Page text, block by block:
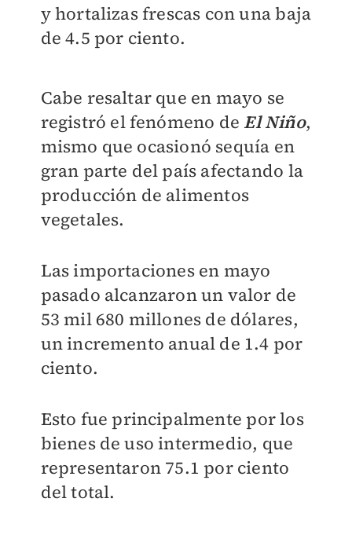
y hortalizas frescas con una baja
de 4.5 por ciento.
Cabe resaltar que en mayo se
registró el fenómeno de El Niño,
mismo que ocasionó sequía en
gran parte del país afectando la
producción de alimentos
vegetales.
Las importaciones en mayo
pasado alcanzaron un valor de
53 mil 680 millones de dólares,
un incremento anual de 1.4 por
ciento.
Esto fue principalmente por los
bienes de uso intermedio, que
representaron 75.1 por ciento
del total.